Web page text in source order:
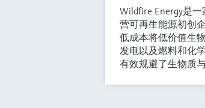
Wildfire Energy是
营可再生能源初创
低成本将低价值生
发电以及燃料和化
有效规避了生物质